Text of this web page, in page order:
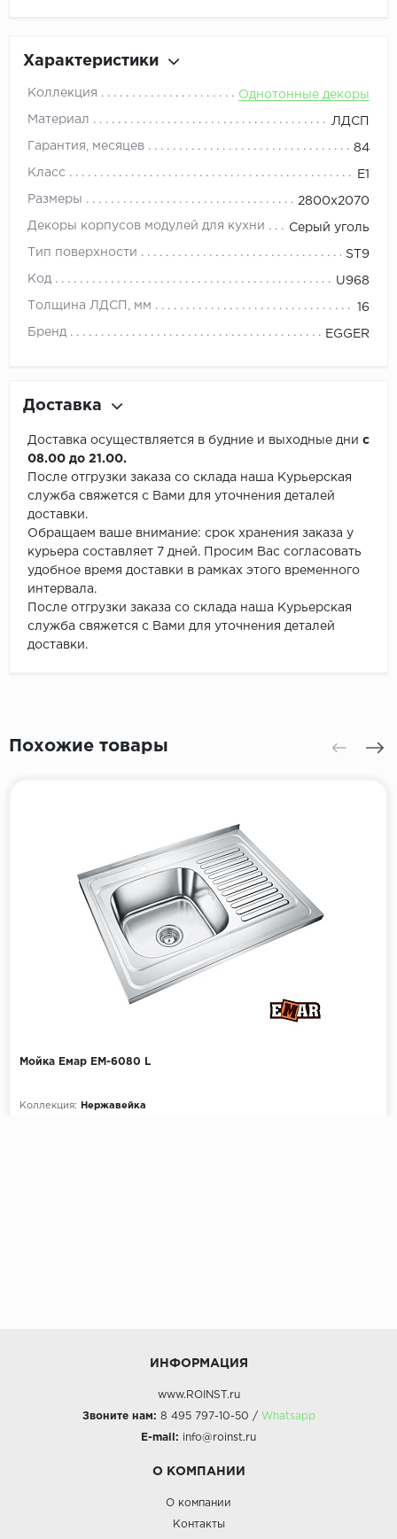
Характеристики
Коллекция Однотонные декоры
Материал ЛДСП
Гарантия, месяцев 84
Класс E1
Размеры 2800x2070
Декоры корпусов модулей для кухни Серый уголь
Тип поверхности ST9
Код U968
Толщина ЛДСП, мм 16
Бренд EGGER
Доставка
Доставка осуществляется в будние и выходные дни с
08.00 до 21.00.
После отгрузки заказа со склада наша Курьерская
служба свяжется с Вами для уточнения деталей
доставки.
Обращаем ваше внимание: срок хранения заказа у
курьера составляет 7 дней. Просим Вас согласовать
удобное время доставки в рамках этого временного
интервала.
После отгрузки заказа со склада наша Курьерская
служба свяжется с Вами для уточнения деталей
доставки.
Похожие товары
Мойка Емар ЕМ-6080 L
Коллекция:
Нержавейка
ИНФОРМАЦИЯ
www.ROINST.ru
Звоните нам: 8 495 797-10-50 / Whatsapp
E-mail: info@roinst.ru
О КОМПАНИИ
О компании
Контакты